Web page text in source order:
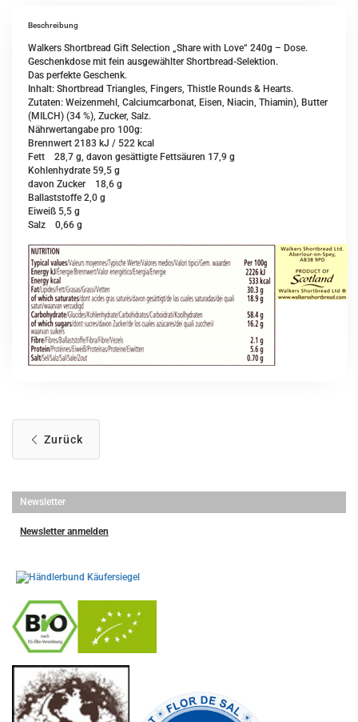
Beschreibung
Walkers Shortbread Gift Selection „Share with Love“ 240g – Dose.
Geschenkdose mit fein ausgewählter Shortbread-Selektion.
Das perfekte Geschenk.
Inhalt: Shortbread Triangles, Fingers, Thistle Rounds & Hearts.
Zutaten: Weizenmehl, Calciumcarbonat, Eisen, Niacin, Thiamin), Butter
(MILCH) (34 %), Zucker, Salz.
Nährwertangabe pro 100g:
Brennwert 2183 kJ / 522 kcal
Fett 28,7 g, davon gesättigte Fettsäuren 17,9 g
Kohlenhydrate 59,5 g
davon Zucker 18,6 g
Ballaststoffe 2,0 g
Eiweiß 5,5 g
Salz 0,66 g
Zurück
Newsletter
Newsletter anmelden